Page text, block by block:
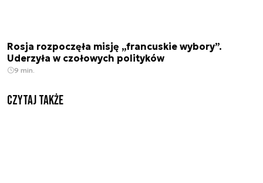
Rosja rozpoczęła misję „francuskie wybory”.
Uderzyła w czołowych polityków
9 min.
Czytaj także